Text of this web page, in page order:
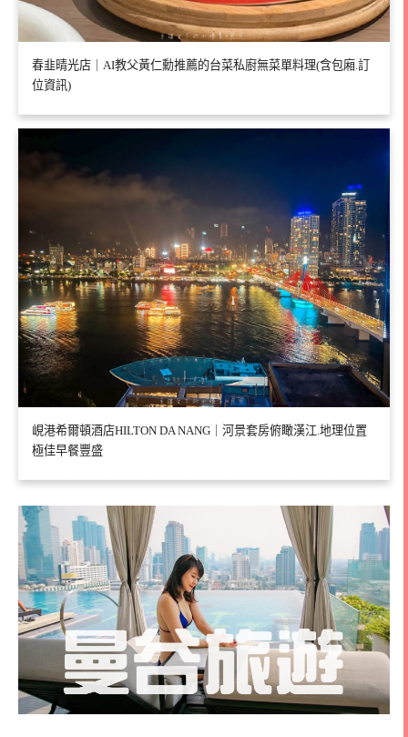
春韭晴光店｜AI教父黃仁勳推薦的台菜私廚無菜單料理(含包廂.訂
位資訊)
峴港希爾頓酒店HILTON DA NANG｜河景套房俯瞰漢江.地理位置
極佳早餐豐盛